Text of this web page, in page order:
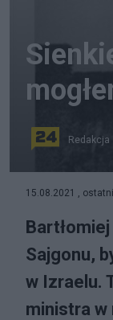
Redakcja
15.08.2021 ,
Sajgonu,
w Izraelu.
ministra w